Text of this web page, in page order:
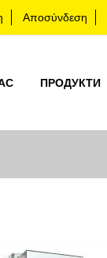
Αποσύνδεση
ПРОДУКТИ